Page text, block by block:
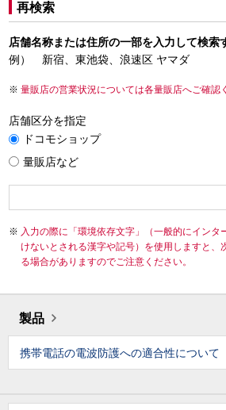
再検索
店舗名称または住所の一部を入力して検索
例） 新宿、東池袋、浪速区 ヤマダ
量販店の営業状況については各量販店へご確認
店舗区分を指定
ドコモショップ
量販店など
入力の際に「環境依存文字」（一般的にインタ
けないとされる漢字や記号）を使用しますと、
る場合がありますのでご注意ください。
製品
携帯電話の電波防護への適合性について